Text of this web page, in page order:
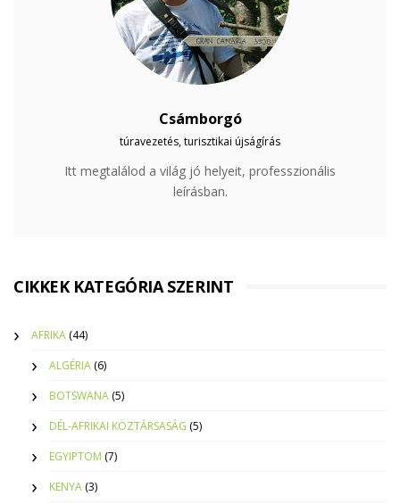
Csámborgó
túravezetés, turisztikai újságírás
Itt megtalálod a világ jó helyeit, professzionális
leírásban.
CIKKEK KATEGÓRIA SZERINT
AFRIKA (44)
ALGÉRIA (6)
BOTSWANA (5)
DÉL-AFRIKAI KÖZTÁRSASÁG (5)
EGYIPTOM (7)
KENYA (3)